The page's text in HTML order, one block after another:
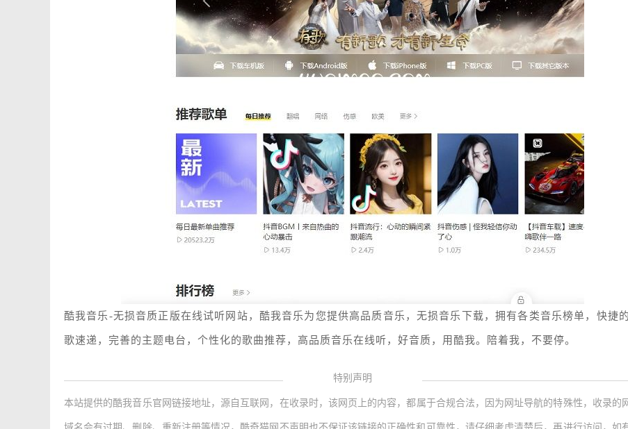
酷我音乐-无损音质正版在线试听网站，酷我音乐为您提供高品质音乐，无损音乐下载，拥有各类音乐榜单，快捷
歌速递，完善的主题电台，个性化的歌曲推荐，高品质音乐在线听，好音质，用酷我。陪着我，不要停。
特别声明
本站提供的酷我音乐官网链接地址，源自互联网，在收录时，该网页上的内容，都属于合规合法，因为网址导航的特殊性，收录的